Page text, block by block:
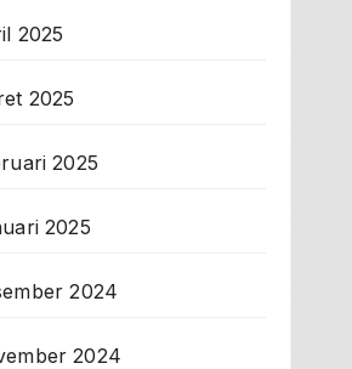
2025
2025
2025
2025
2024
2024